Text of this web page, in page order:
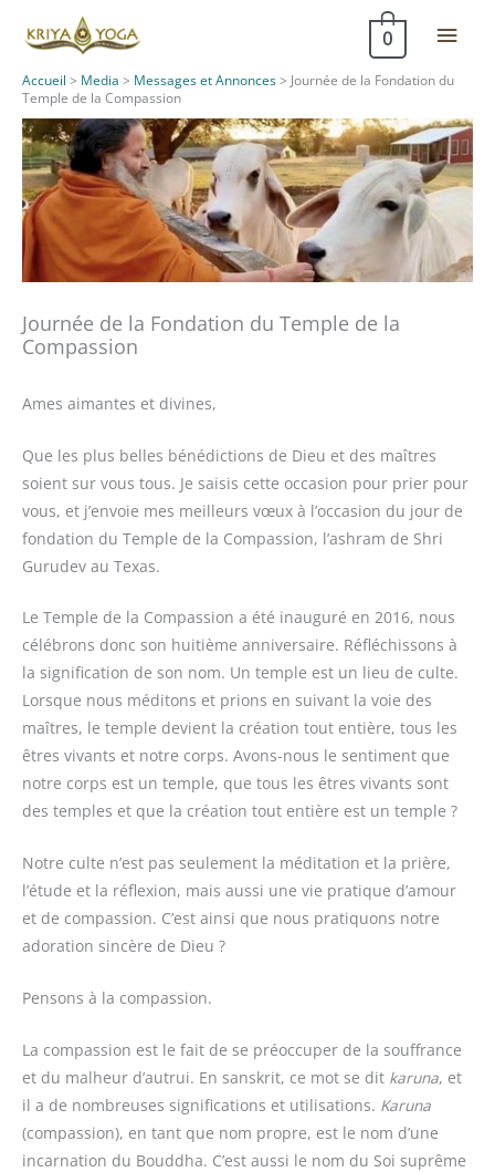
0
Accueil > Media > Messages et Annonces> Journée de la Fondation du
Temple de la Compassion
Journée de la Fondation du Temple de la
Compassion
Ames aimantes et divines,
Que les plus belles bénédictions de Dieu et des maîtres
soient sur vous tous. Je saisis cette occasion pour prier pour
vous, et j’envoie mes meilleurs vœux à l’occasion du jour de
fondation du Temple de la Compassion, l’ashram de Shri
Gurudev au Texas.
Le Temple de la Compassion a été inauguré en 2016, nous
célébrons donc son huitième anniversaire. Réfléchissons à
la signification de son nom. Un temple est un lieu de culte.
Lorsque nous méditons et prions en suivant la voie des
maîtres, le temple devient la création tout entière, tous les
êtres vivants et notre corps. Avons-nous le sentiment que
notre corps est un temple, que tous les êtres vivants sont
des temples et que la création tout entière est un temple ?
Notre culte n’est pas seulement la méditation et la prière,
l’étude et la réflexion, mais aussi une vie pratique d’amour
et de compassion. C’est ainsi que nous pratiquons notre
adoration sincère de Dieu ?
Pensons à la compassion.
La compassion est le fait de se préoccuper de la souffrance
et du malheur d’autrui. En sanskrit, ce mot se dit karuna, et
il a de nombreuses significations et utilisations. Karuna
(compassion), en tant que nom propre, est le nom d’une
incarnation du Bouddha. C’est aussi le nom du Soi suprême